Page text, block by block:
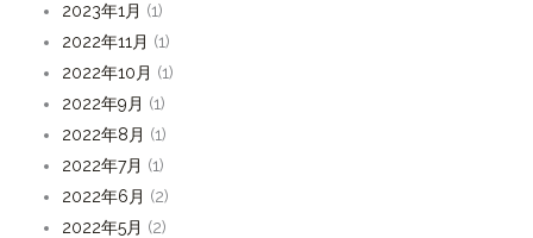
2023年1月 (1)
2022年11月 (1)
2022年10月 (1)
2022年9月 (1)
2022年8月 (1)
2022年7月 (1)
2022年6月 (2)
2022年5月 (2)